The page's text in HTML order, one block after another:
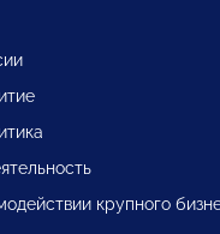
крупного